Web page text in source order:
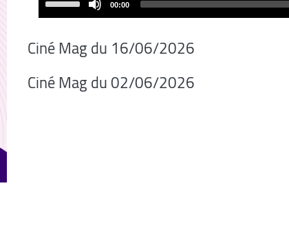
Player
00:00
Up/Down
keys
increase
decrease
Ciné Mag du 16/06/2026
Ciné Mag du 02/06/2026